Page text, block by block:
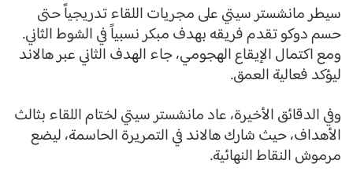
سيطر مانشستر سيتي على مجريات اللقاء تدريجياً حتى
حسم دوكو تقدم فريقه بهدف مبكر نسبياً في الشوط الثاني.
ومع اكتمال الإيقاع الهجومي، جاء الهدف الثاني عبر هالاند
ليؤكد فعالية العمق.
وفي الدقائق الأخيرة، عاد مانشستر سيتي لختام اللقاء بثالث
الأهداف، حيث شارك هالاند في التمريرة الحاسمة، ليضع
مرموش النقاط النهائية.